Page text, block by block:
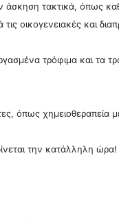
άσκηση τακτικά, όπως
οικογενειακές και
τρόφιμα και τα
όπως χημειοθεραπεία
την κατάλληλη ώρα!